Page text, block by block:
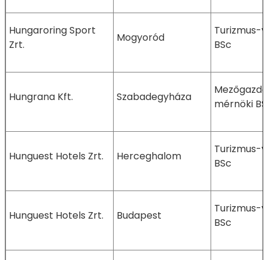
Hungaroring Sport
Zrt.
Mogyoród
Turizmus-
BSc
Hungrana Kft. Szabadegyháza
mérnöki
Hunguest Hotels Zrt. Herceghalom
Turizmus-
BSc
Hunguest Hotels Zrt. Budapest
Turizmus-
BSc